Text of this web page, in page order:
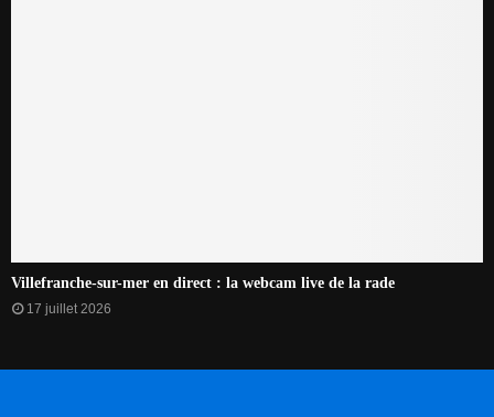
Villefranche-sur-mer en direct : la webcam live de la rade
17 juillet 2026